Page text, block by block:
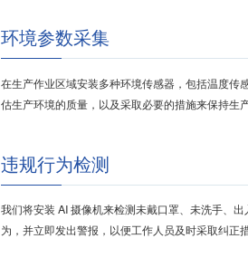
环境参数采集
在生产作业区域安装多种环境传感器，包括温度
估生产环境的质量，以及采取必要的措施来保持生
违规行为检测
我们将安装 AI 摄像机来检测未戴口罩、未洗手、
为，并立即发出警报，以便工作人员及时采取纠正措